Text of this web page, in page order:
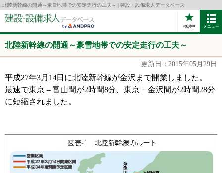
北陸新幹線の開通～豪雪地帯での安定走行の工夫～ | 建設・設備求人データベース
検討中 メニュー
北陸新幹線の開通～豪雪地帯での安定走行の工夫～
更新日：2015年05月29日
平成27年3月14日に北陸新幹線が金沢まで開業しました。
最速で東京 – 富山間が2時間8分、東京－金沢間が2時間28分
に短縮されました。